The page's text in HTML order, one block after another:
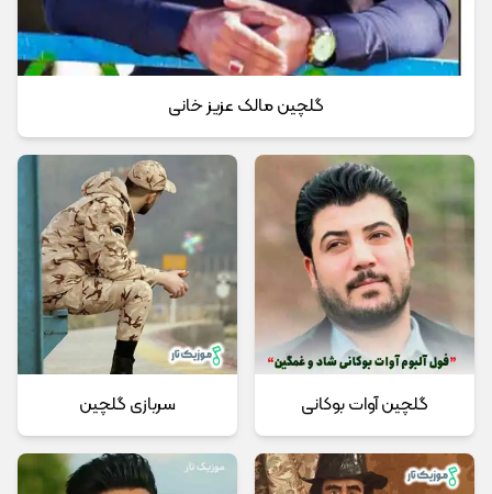
گلچین مالک عزیز خانی
گلچین آوات بوکانی سربازی گلچین